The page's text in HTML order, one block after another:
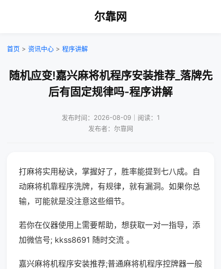
尔靠网
首页 > 资讯中心 > 程序讲解
随机应变!嘉兴麻将机程序安装推荐_落牌先
后有固定规律吗-程序讲解
发布时间：2026-08-09｜阅读：1
发布者：尔靠网
打麻将实用秘诀，掌握好了，胜率能提到七八成。自
动麻将机靠程序洗牌，有规律，就有漏洞。如果你总
输，可能就是没注意这些细节。
若你在仪器使用上需要帮助，想获取一对一指导，添
加微信号; kkss8691 随时交流 。
嘉兴麻将机程序安装推荐;普通麻将机程序控牌器一般